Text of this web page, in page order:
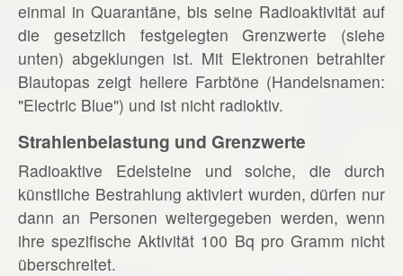
einmal in Quarantäne, bis seine Radioaktivität auf
die gesetzlich festgelegten Grenzwerte (siehe
unten) abgeklungen ist. Mit Elektronen betrahlter
Blautopas zeigt hellere Farbtöne (Handelsnamen:
"Electric Blue") und ist nicht radioktiv.
Strahlenbelastung und Grenzwerte
Radioaktive Edelsteine und solche, die durch
künstliche Bestrahlung aktiviert wurden, dürfen nur
dann an Personen weitergegeben werden, wenn
ihre spezifische Aktivität 100 Bq pro Gramm nicht
überschreitet.